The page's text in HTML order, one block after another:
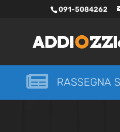
091-5084262
 RASSEGNA